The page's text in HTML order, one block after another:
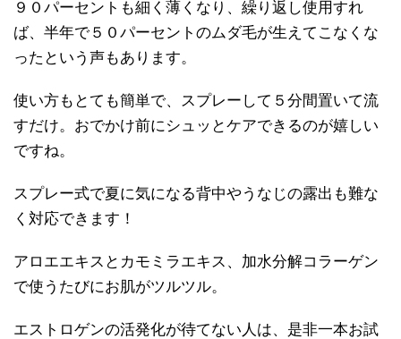
９０パーセントも細く薄くなり、繰り返し使用すれ
ば、半年で５０パーセントのムダ毛が生えてこなくな
ったという声もあります。
使い方もとても簡単で、スプレーして５分間置いて流
すだけ。おでかけ前にシュッとケアできるのが嬉しい
ですね。
スプレー式で夏に気になる背中やうなじの露出も難な
く対応できます！
アロエエキスとカモミラエキス、加水分解コラーゲン
で使うたびにお肌がツルツル。
エストロゲンの活発化が待てない人は、是非一本お試